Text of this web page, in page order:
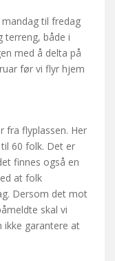
til fredag
terreng, både i
med å delta på
før vi flyr hjem
fra flyplassen. Her
60 folk. Det er
finnes også en
at folk
Dersom det mot
skal vi
ikke garantere at